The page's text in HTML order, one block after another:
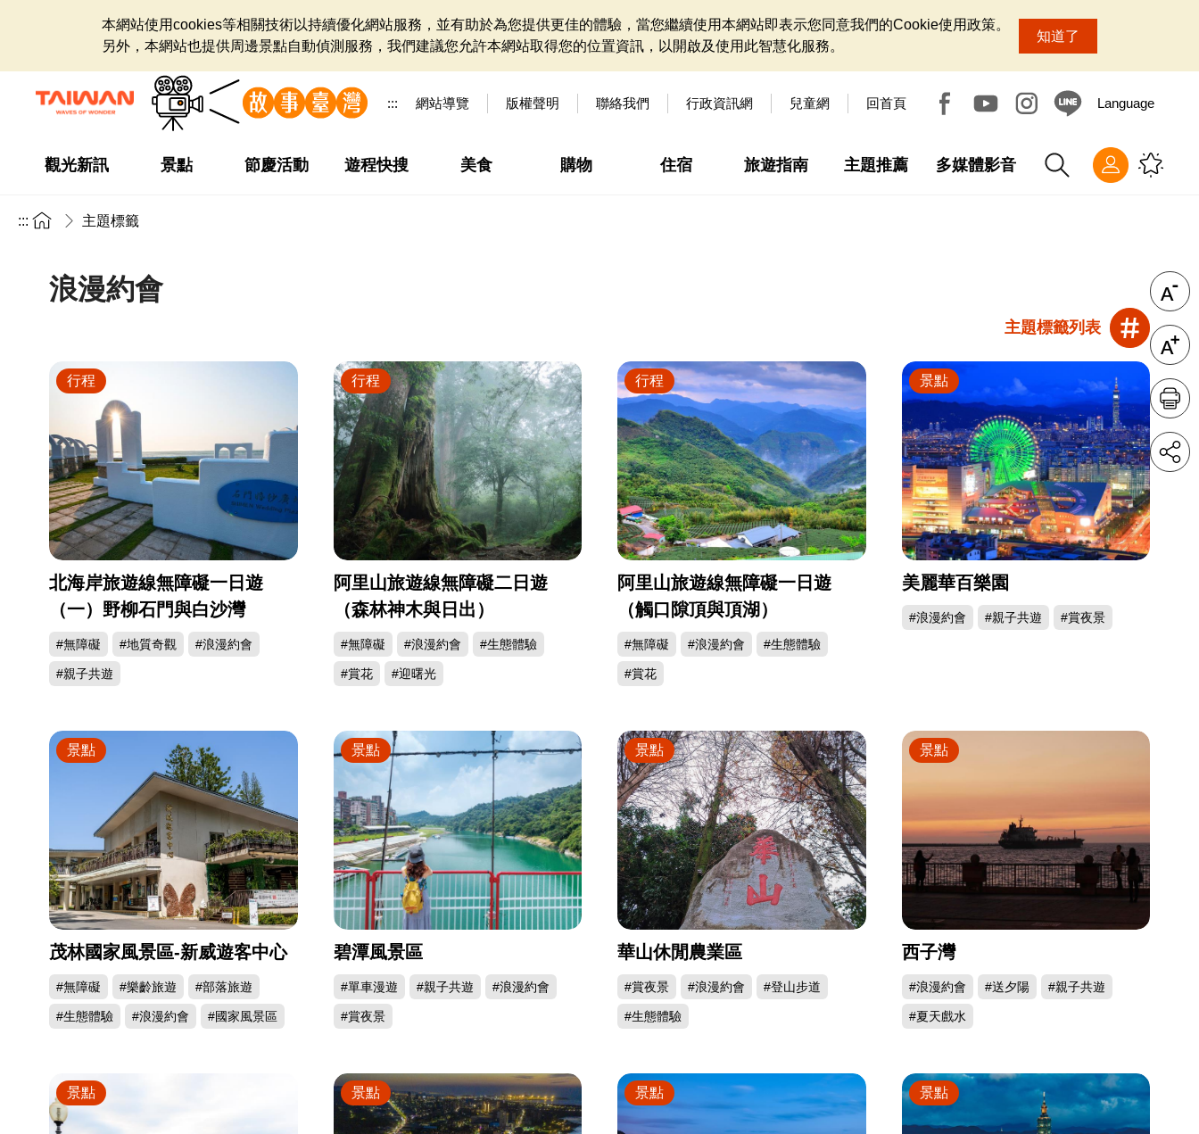
本網站使用cookies等相關技術以持續優化網站服務，並有助於為您提供更佳的體驗，當您繼續使用本網站即表示您同意我們的Cookie使用政策。
另外，本網站也提供周邊景點自動偵測服務，我們建議您允許本網站取得您的位置資訊，以開啟及使用此智慧化服務。
知道了
::: 網站導覽 版權聲明 聯絡我們 行政資訊網 兒童網 回首頁 Language
觀光新訊 景點 節慶活動 遊程快搜 美食 購物 住宿 旅遊指南 主題推薦 多媒體影音
::: 主題標籤
浪漫約會
主題標籤列表
北海岸旅遊線無障礙一日遊
（一）野柳石門與白沙灣
#無障礙 #地質奇觀 #浪漫約會
#親子共遊
行程
阿里山旅遊線無障礙二日遊
（森林神木與日出）
#無障礙 #浪漫約會 #生態體驗
#賞花 #迎曙光
行程
阿里山旅遊線無障礙一日遊
（觸口隙頂與頂湖）
#無障礙 #浪漫約會 #生態體驗
#賞花
行程
美麗華百樂園
#浪漫約會 #親子共遊 #賞夜景
景點
茂林國家風景區-新威遊客中心
#無障礙 #樂齡旅遊 #部落旅遊
#生態體驗 #浪漫約會 #國家風景區
景點
碧潭風景區
#單車漫遊 #親子共遊 #浪漫約會
#賞夜景
景點
華山休閒農業區
#賞夜景 #浪漫約會 #登山步道
#生態體驗
景點
西子灣
#浪漫約會 #送夕陽 #親子共遊
#夏天戲水
景點
景點 景點 景點 景點